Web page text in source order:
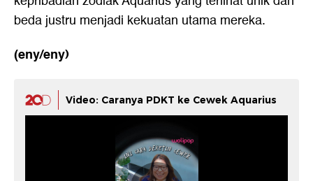
beda justru menjadi kekuatan utama mereka.
(eny/eny)
Video: Caranya PDKT ke Cewek Aquarius